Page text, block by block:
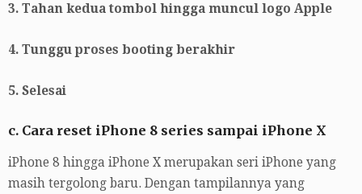
3. Tahan kedua tombol hingga muncul logo Apple
4. Tunggu proses booting berakhir
5. Selesai
c. Cara reset iPhone 8 series sampai iPhone X
iPhone 8 hingga iPhone X merupakan seri iPhone yang
masih tergolong baru. Dengan tampilannya yang